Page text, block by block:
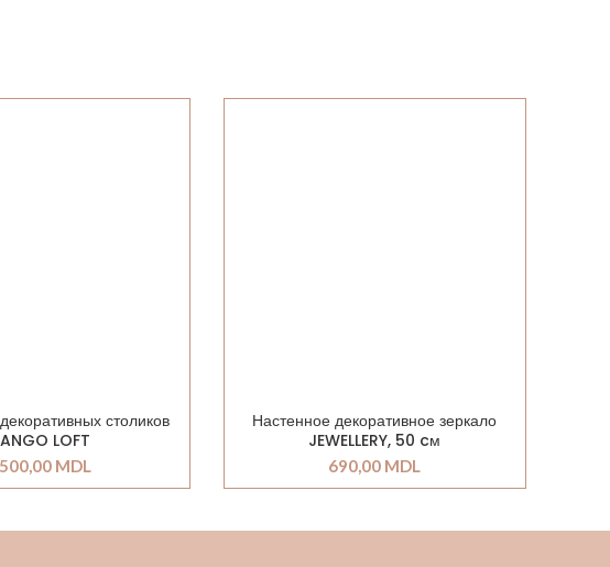
столиков
LOFT
MDL
Настенное декоративное зеркало
JEWELLERY, 50 cм
690,00 MDL